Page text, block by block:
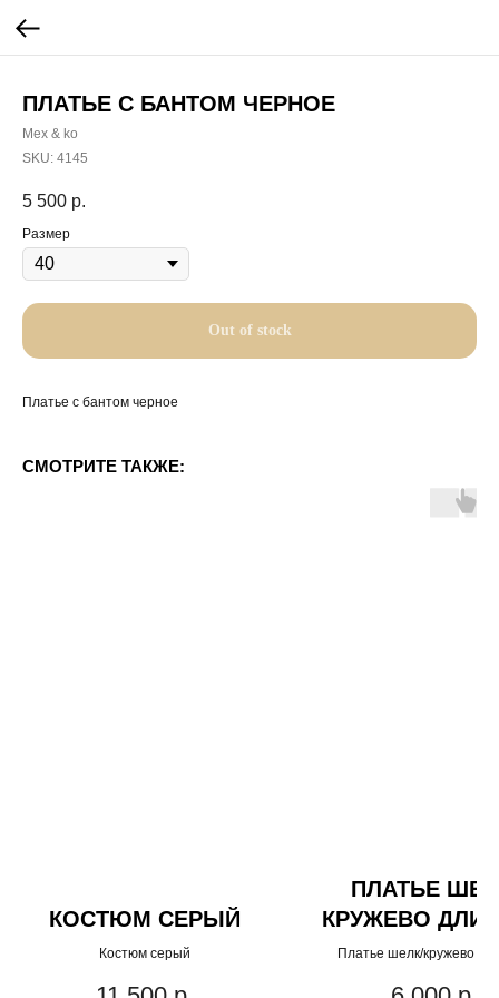
ПЛАТЬЕ С БАНТОМ ЧЕРНОЕ
Mex & ko
SKU: 4145
5 500 р.
Размер
Out of stock
Платье с бантом черное
СМОТРИТЕ ТАКЖЕ:
КОСТЮМ СЕРЫЙ
Костюм серый
ПЛАТЬЕ
КРУЖЕВО
Платье шелк/кружево